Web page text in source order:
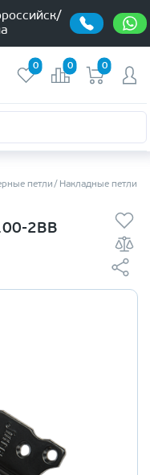
0 0 0
петли Накладные петли
2BB